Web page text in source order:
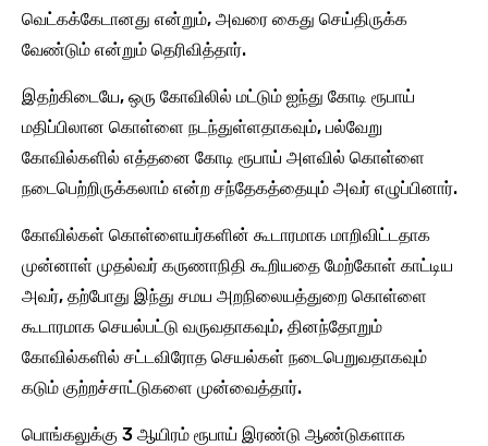
வெட்கக்கேடானது என்றும், அவரை கைது செய்திருக்க
வேண்டும் என்றும் தெரிவித்தார்.
இதற்கிடையே, ஒரு கோவிலில் மட்டும் ஐந்து கோடி ரூபாய்
மதிப்பிலான கொள்ளை நடந்துள்ளதாகவும், பல்வேறு
கோவில்களில் எத்தனை கோடி ரூபாய் அளவில் கொள்ளை
நடைபெற்றிருக்கலாம் என்ற சந்தேகத்தையும் அவர் எழுப்பினார்.
கோவில்கள் கொள்ளையர்களின் கூடாரமாக மாறிவிட்டதாக
முன்னாள் முதல்வர் கருணாநிதி கூறியதை மேற்கோள் காட்டிய
அவர், தற்போது இந்து சமய அறநிலையத்துறை கொள்ளை
கூடாரமாக செயல்பட்டு வருவதாகவும், தினந்தோறும்
கோவில்களில் சட்டவிரோத செயல்கள் நடைபெறுவதாகவும்
கடும் குற்றச்சாட்டுகளை முன்வைத்தார்.
பொங்கலுக்கு 3 ஆயிரம் ரூபாய் இரண்டு ஆண்டுகளாக